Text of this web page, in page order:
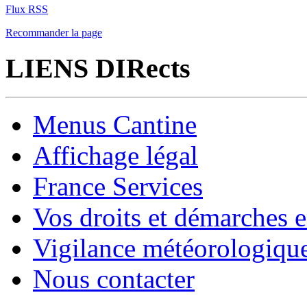
Flux RSS
Recommander la page
LIENS DIRects
Menus Cantine
Affichage légal
France Services
Vos droits et démarches
Vigilance
Nous contacter